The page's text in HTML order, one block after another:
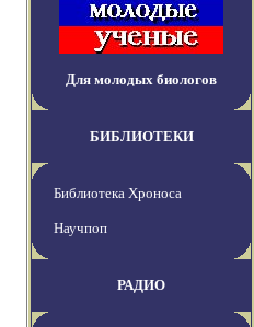
Для молодых биологов
БИБЛИОТЕКИ
Библиотека Хроноса
Научпоп
РАДИО